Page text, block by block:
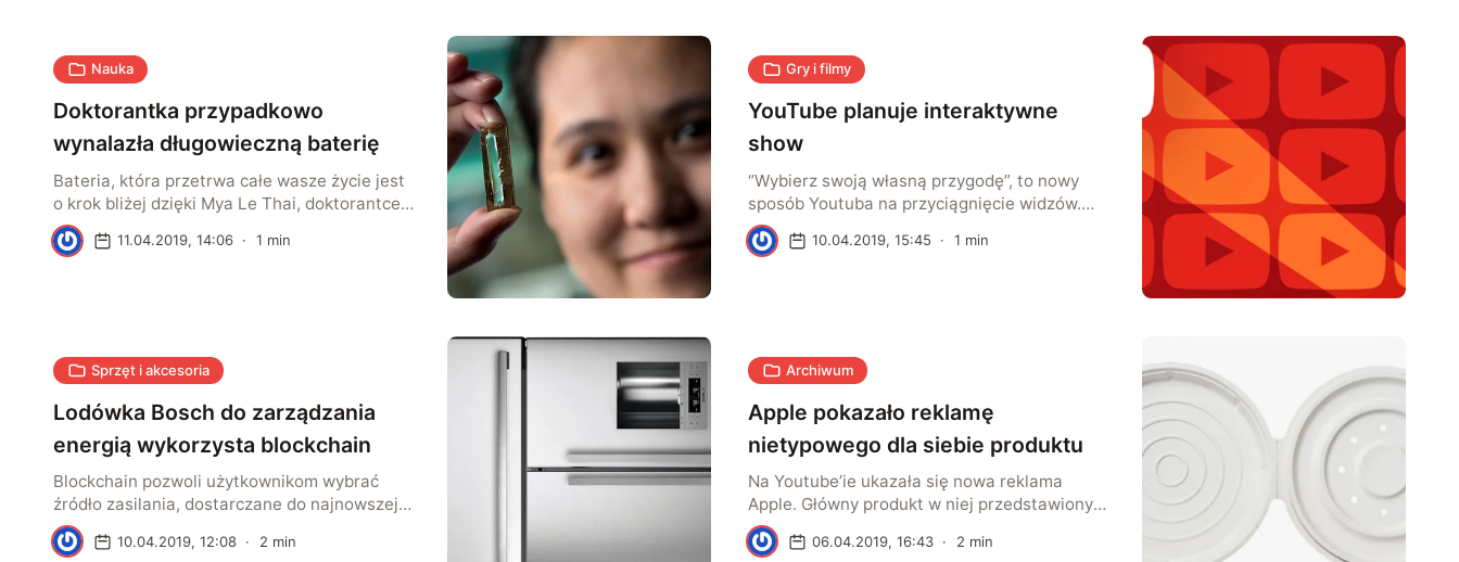
Nauka
Doktorantka przypadkowo
wynalazła długowieczną baterię
Bateria, która przetrwa całe wasze życie jest
o krok bliżej dzięki Mya Le Thai, doktorantce
Uniwersytetu Kalifornijskiego. Badała jak
stworzyć lepsze akumulatory
K 11.04.2019, 14:06 · 1 min
Gry i filmy
YouTube planuje interaktywne
show
“Wybierz swoją własną przygodę”, to nowy
sposób Youtuba na przyciągnięcie widzów.
Serwis tym sposobem, chce stworzyć
konkurencję dla Netflixa, który już
K 10.04.2019, 15:45 · 1 min
Sprzęt i akcesoria
Lodówka Bosch do zarządzania
energią wykorzysta blockchain
Blockchain pozwoli użytkownikom wybrać
źródło zasilania, dostarczane do najnowszej
lodówki Boscha. Użytkownicy będą mogli
wybrać skąd pochodzi energia za pomocą
K 10.04.2019, 12:08 · 2 min
Archiwum
Apple pokazało reklamę
nietypowego dla siebie produktu
Na Youtube’ie ukazała się nowa reklama
Apple. Główny produkt w niej przedstawiony
to nie iPhone ani Mac – tylko… okrągłe
pudełko na pizzę. Ideą spotu jest pokazanie
K 06.04.2019, 16:43 · 2 min